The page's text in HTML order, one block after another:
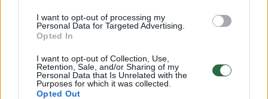
I want to opt-out of processing my
Personal Data for Targeted Advertising.
Opted In
I want to opt-out of Collection, Use,
Retention, Sale, and/or Sharing of my
Personal Data that Is Unrelated with the
Purposes for which it was collected.
Opted Out
00:03:08
Kariuomenės analitikas atskleidė, kodėl internete plinta
Žinios | Verslas